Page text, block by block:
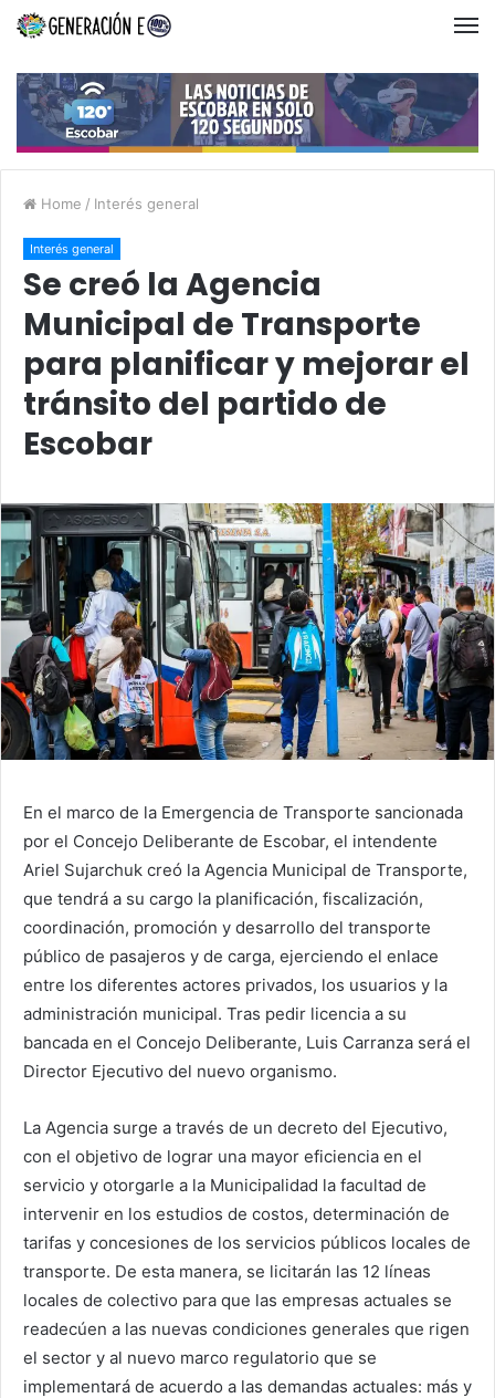
Home / Interés general
Interés general
Se creó la Agencia
Municipal de Transporte
para planificar y mejorar el
tránsito del partido de
Escobar
En el marco de la Emergencia de Transporte sancionada
por el Concejo Deliberante de Escobar, el intendente
Ariel Sujarchuk creó la Agencia Municipal de Transporte,
que tendrá a su cargo la planificación, fiscalización,
coordinación, promoción y desarrollo del transporte
público de pasajeros y de carga, ejerciendo el enlace
entre los diferentes actores privados, los usuarios y la
administración municipal. Tras pedir licencia a su
bancada en el Concejo Deliberante, Luis Carranza será el
Director Ejecutivo del nuevo organismo.
La Agencia surge a través de un decreto del Ejecutivo,
con el objetivo de lograr una mayor eficiencia en el
servicio y otorgarle a la Municipalidad la facultad de
intervenir en los estudios de costos, determinación de
tarifas y concesiones de los servicios públicos locales de
transporte. De esta manera, se licitarán las 12 líneas
locales de colectivo para que las empresas actuales se
readecúen a las nuevas condiciones generales que rigen
el sector y al nuevo marco regulatorio que se
implementará de acuerdo a las demandas actuales: más y